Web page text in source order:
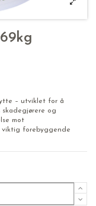
– utviklet for å
og
mot
viktig forebyggende